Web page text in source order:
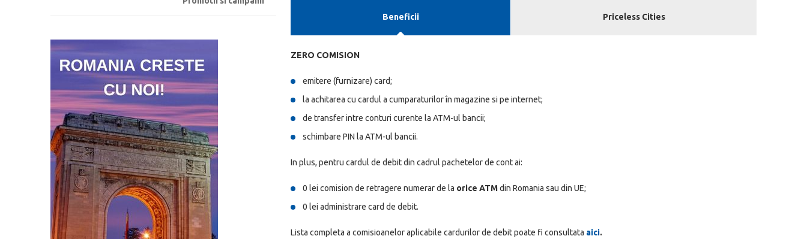
Beneficii Priceless Cities
ZERO COMISION
emitere (furnizare) card;
la achitarea cu cardul a cumparaturilor în magazine si pe internet;
de transfer intre conturi curente la ATM-ul bancii;
schimbare PIN la ATM-ul bancii.
In plus, pentru cardul de debit din cadrul pachetelor de cont ai:
0 lei comision de retragere numerar de la orice ATMdin Romania sau din UE;
0 lei administrare card de debit.
Lista completa a comisioanelor aplicabile cardurilor de debit poate fi consultata aici.